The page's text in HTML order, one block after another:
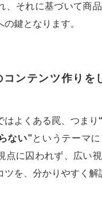
、それに基づいて商
の鍵となります。
コンテンツ作りを
はよくある罠、つまり
ない”というテーマ
点に囚われず、広い
を、分かりやすく解